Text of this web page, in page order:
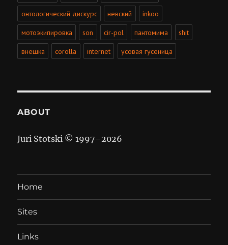
онтологический дискурс невский inkoo
мотоэкипировка son cir-pol пантомима shit
внешка corolla internet усовая гусеница
ABOUT
Juri Stotski © 1997–2026
Home
Sites
Links